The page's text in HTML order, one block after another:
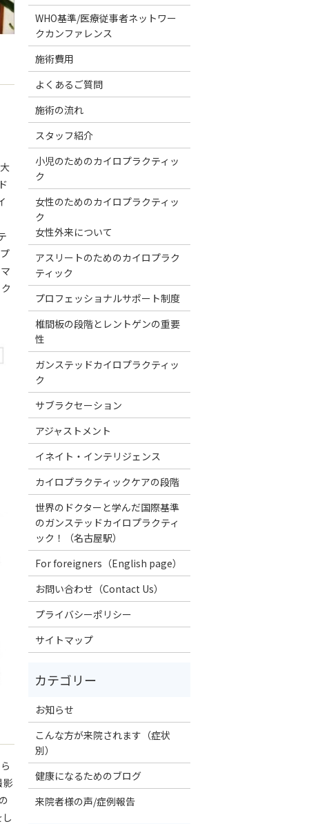
影
WHO基準/医療従事者ネットワー
クカンファレンス
施術費用
よくあるご質問
施術の流れ
スタッフ紹介
小児のためのカイロプラクティッ
ク
女性のためのカイロプラクティッ
ク
女性外来について
アスリートのためのカイロプラク
ティック
プロフェッショナルサポート制度
椎間板の段階とレントゲンの重要
性
ガンステッドカイロプラクティッ
ク
サブラクセーション
アジャストメント
イネイト・インテリジェンス
カイロプラクティックケアの段階
世界のドクターと学んだ国際基準
のガンステッドカイロプラクティ
ック！（名古屋駅）
For foreigners（English page）
お問い合わせ（Contact Us）
プライバシーポリシー
サイトマップ
お知らせ
こんな方が来院されます（症状
別）
健康になるためのブログ
来院者様の声/症例報告